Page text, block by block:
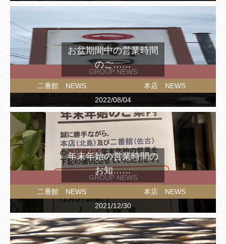
GROUP NEWS
二番館 NEWS
本店 NEWS
2022/08/04
お盆期間中の営業時間
のご……
GROUP NEWS
二番館 NEWS
本店 NEWS
2021/12/30
年末年始の営業時間の
お知……